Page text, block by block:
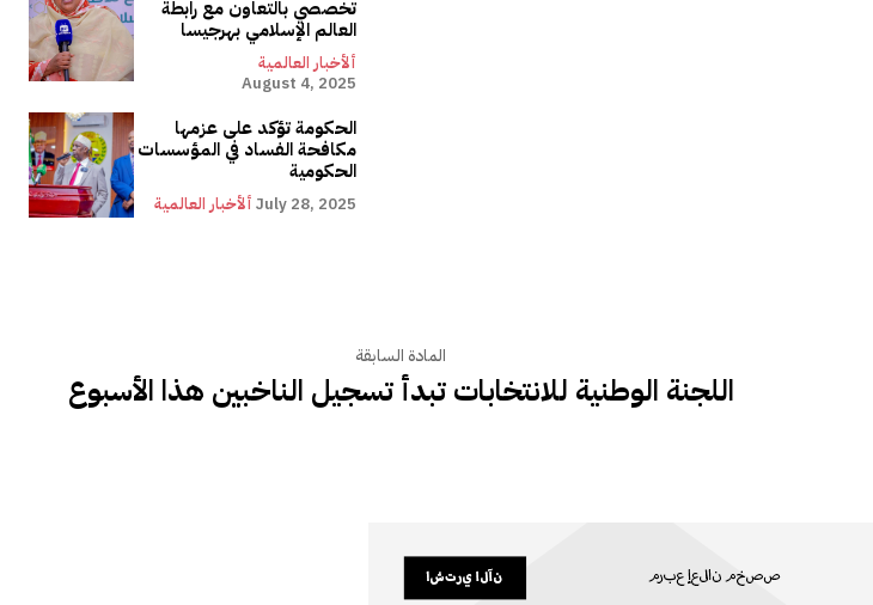
تخصصي بالتعاون مع رابطة
العالم الإسلامي بهرجيسا
ألأخبار العالمية
August 4, 2025
الحكومة تؤكد على عزمها
مكافحة الفساد في المؤسسات
الحكومية
ألأخبار العالمية July 28, 2025
المادة السابقة
اللجنة الوطنية للانتخابات تبدأ تسجيل الناخبين هذا الأسبوع